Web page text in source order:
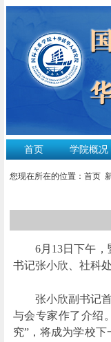
首页 学院概况
您现在所在的位置： 首页
6月13日下午
书记张小欣、社科
张小欣副书记
与会专家作了介绍
究”，将成为学校